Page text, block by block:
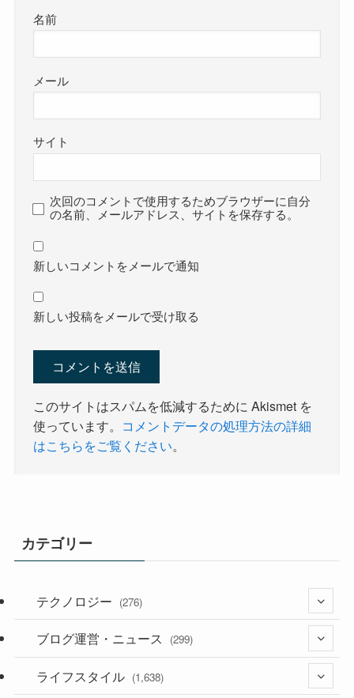
名前
メール
サイト
次回のコメントで使用するためブラウザーに自分
の名前、メールアドレス、サイトを保存する。
新しいコメントをメールで通知
新しい投稿をメールで受け取る
このサイトはスパムを低減するために Akismet を
使っています。 コメントデータの処理方法の詳細
はこちらをご覧ください。
カテゴリー
テクノロジー (276)
(36)
(187)
ブログ運営・ニュース (299)
(118)
ライフスタイル (1,638)